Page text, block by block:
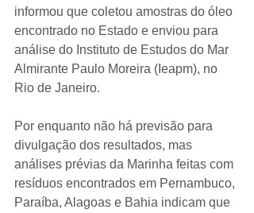
informou que coletou amostras do óleo
encontrado no Estado e enviou para
análise do Instituto de Estudos do Mar
Almirante Paulo Moreira (Ieapm), no
Rio de Janeiro.
Por enquanto não há previsão para
divulgação dos resultados, mas
análises prévias da Marinha feitas com
resíduos encontrados em Pernambuco,
Paraíba, Alagoas e Bahia indicam que